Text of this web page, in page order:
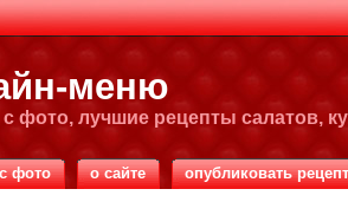
меню
фото, лучшие рецепты салатов,
фото о сайте опубликовать рецепт